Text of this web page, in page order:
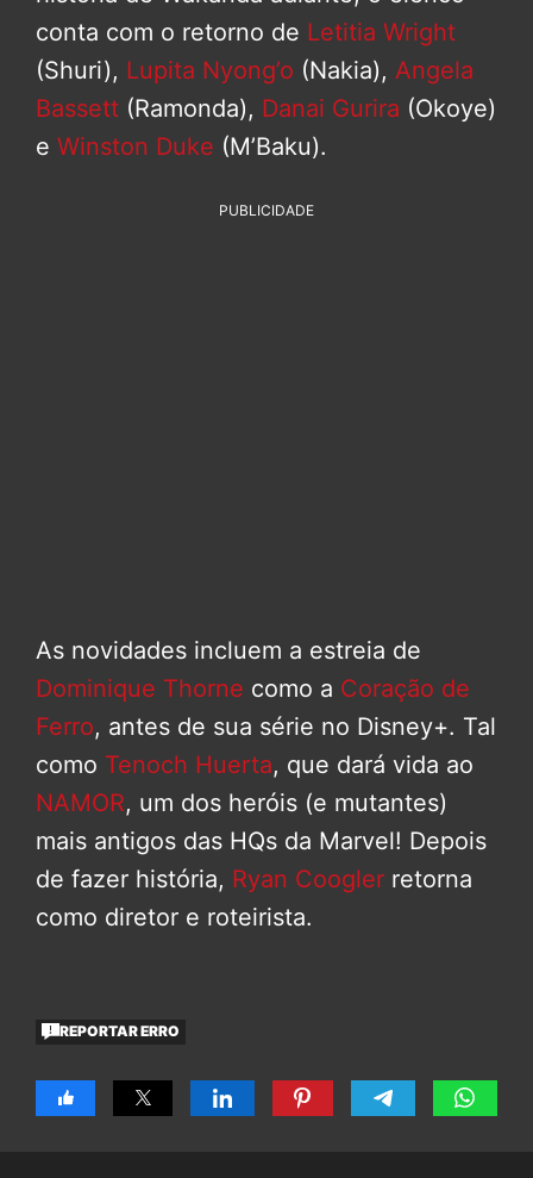
conta com o retorno de Letitia Wright
(Shuri), Lupita Nyong’o (Nakia), Angela
Bassett (Ramonda), Danai Gurira (Okoye)
e Winston Duke (M’Baku).
PUBLICIDADE
As novidades incluem a estreia de
Dominique Thorne como a Coração de
Ferro, antes de sua série no Disney+. Tal
como Tenoch Huerta, que dará vida ao
NAMOR, um dos heróis (e mutantes)
mais antigos das HQs da Marvel! Depois
de fazer história, Ryan Coogler retorna
como diretor e roteirista.
REPORTAR ERRO